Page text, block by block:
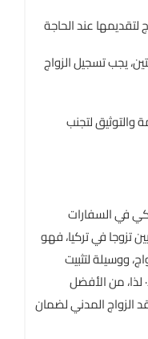
يجب تسجيل الزواج
والتوثيق لتجنب
في السفارات
تزوجا في تركيا، فهو
ووسيلة لتثبيت
لذا، من الأفضل
الزواج المدني لضمان